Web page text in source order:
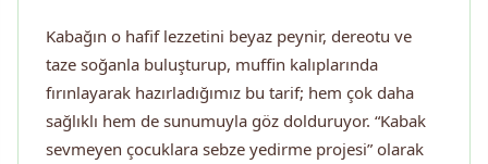
Kabağın o hafif lezzetini beyaz peynir, dereotu ve
taze soğanla buluşturup, muffin kalıplarında
fırınlayarak hazırladığımız bu tarif; hem çok daha
sağlıklı hem de sunumuyla göz dolduruyor. “Kabak
sevmeyen çocuklara sebze yedirme projesi” olarak